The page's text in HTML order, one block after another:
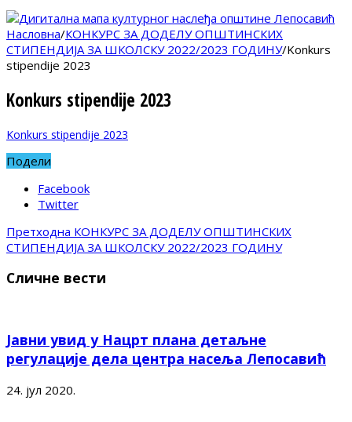
Насловна/КОНКУРС ЗА ДОДЕЛУ ОПШТИНСКИХ
СТИПЕНДИЈА ЗА ШКОЛСКУ 2022/2023 ГОДИНУ/Konkurs
stipendije 2023
Konkurs stipendije 2023
Konkurs stipendije 2023
Подели
Facebook
Twitter
Претходна КОНКУРС ЗА ДОДЕЛУ ОПШТИНСКИХ
СТИПЕНДИЈА ЗА ШКОЛСКУ 2022/2023 ГОДИНУ
Сличне вести
Јавни увид у Нацрт плана детаљне
регулације дела центра насеља Лепосавић
24. јул 2020.